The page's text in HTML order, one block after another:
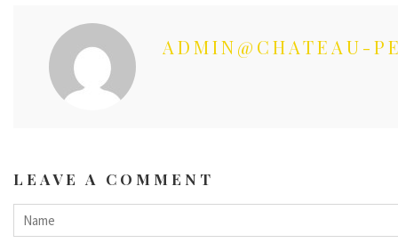
ADMIN@CHATEAU-
LEAVE A COMMENT